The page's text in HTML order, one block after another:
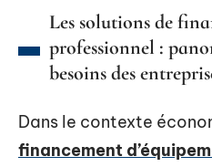
Les solutions de
professionnel :
besoins des
Dans le contexte
financement